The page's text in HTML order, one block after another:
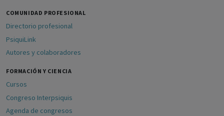
COMUNIDAD PROFESIONAL
Directorio profesional
PsiquiLink
Autores y colaboradores
FORMACIÓN Y CIENCIA
Cursos
Congreso Interpsiquis
Agenda de congresos